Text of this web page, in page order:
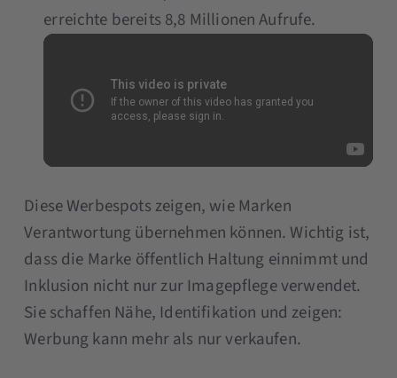
erreichte bereits 8,8 Millionen Aufrufe.
Diese Werbespots zeigen, wie Marken
Verantwortung übernehmen können. Wichtig ist,
dass die Marke öffentlich Haltung einnimmt und
Inklusion nicht nur zur Imagepflege verwendet.
Sie schaffen Nähe, Identifikation und zeigen:
Werbung kann mehr als nur verkaufen.